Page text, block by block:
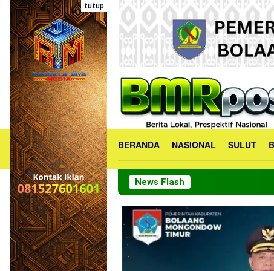
Loncat
konten
tutup
BERANDA NASIONAL SULUT
News Flash PKK Bolmong